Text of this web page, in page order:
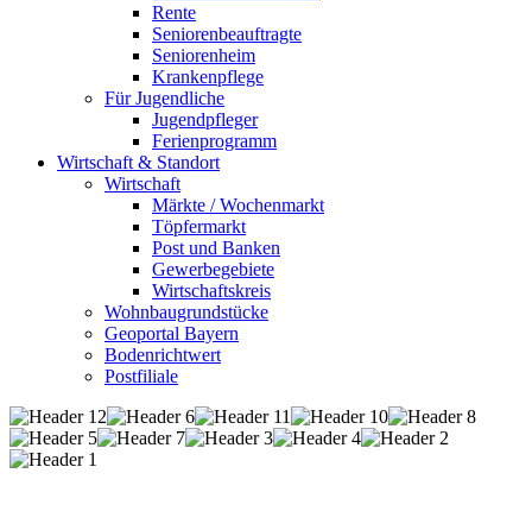
Rente
Seniorenbeauftragte
Seniorenheim
Krankenpflege
Für Jugendliche
Jugendpfleger
Ferienprogramm
Wirtschaft & Standort
Wirtschaft
Märkte / Wochenmarkt
Töpfermarkt
Post und Banken
Gewerbegebiete
Wirtschaftskreis
Wohnbaugrundstücke
Geoportal Bayern
Bodenrichtwert
Postfiliale